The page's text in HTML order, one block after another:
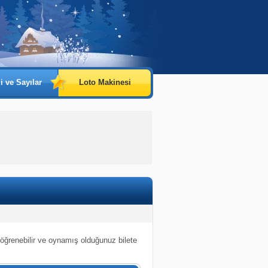
ve Sayılar Loto Makinesi
ve oynamış olduğunuz bilete